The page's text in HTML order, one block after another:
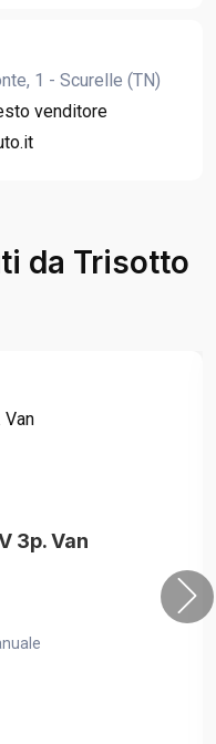
1 - Scurelle (TN)
venditore
da Trisotto
3p. Van